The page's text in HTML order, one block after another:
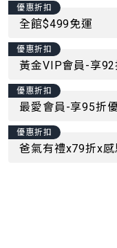
優惠折扣
全館$499免運
優惠折扣
黃金VIP會員-享92
優惠折扣
最愛會員-享95折
優惠折扣
爸氣有禮x79折x感